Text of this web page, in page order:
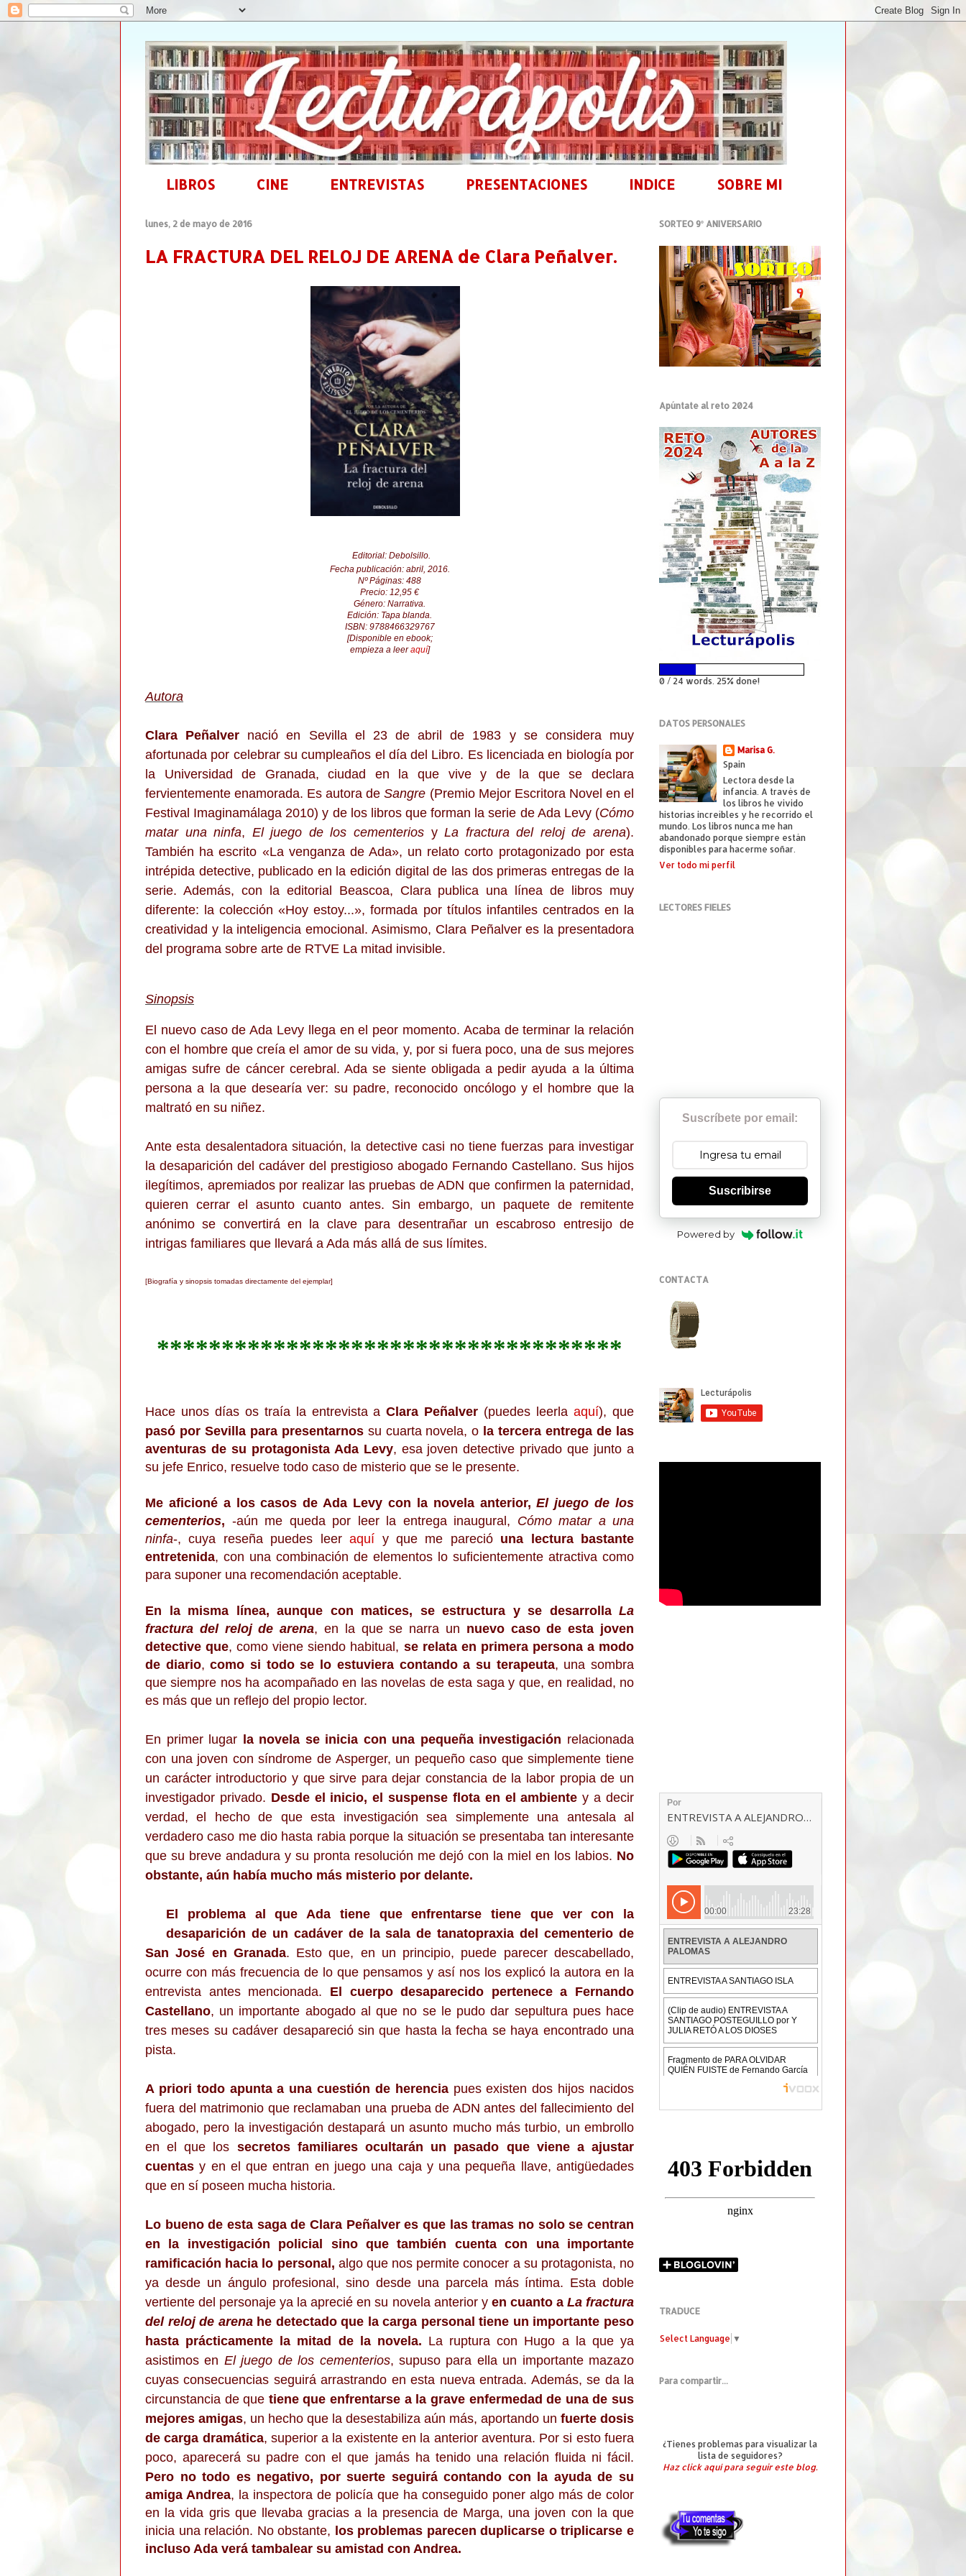
LIBROS CINE ENTREVISTAS PRESENTACIONES INDICE SOBRE MI
lunes, 2 de mayo de 2016
LA FRACTURA DEL RELOJ DE ARENA de Clara Peñalver.
Editorial: Debolsillo.
Fecha publicación: abril, 2016.
Nº Páginas: 488
Precio: 12,95 €
Género: Narrativa
Edición: Tapa blanda.
ISBN: 9788466329767
[Disponible en ebook;
empieza a leeraquí]
Autora
Clara Peñalver nació en Sevilla el 23 de abril de 1983 y se considera muy
afortunada por celebrar su cumpleaños el día del Libro. Es licenciada en biología por
la Universidad de Granada, ciudad en la que vive y de la que se declara
fervientemente enamorada. Es autora deSangre (Premio Mejor Escritora Novel en el
Festival Imaginamálaga 2010) y de los libros que forman la serie de Ada Levy (Cómo
matar una ninfa, El juego de los cementerios yLa fractura del reloj de arena).
También ha escrito «La venganza de Ada», un relato corto protagonizado por esta
intrépida detective, publicado en la edición digital de las dos primeras entregas de la
serie. Además, con la editorial Beascoa, Clara publica una línea de libros muy
diferente: la colección «Hoy estoy...», formada por títulos infantiles centrados en la
creatividad y la inteligencia emocional. Asimismo, Clara Peñalver es la presentadora
del programa sobre arte de RTVE La mitad invisible.
Sinopsis
El nuevo caso de Ada Levy llega en el peor momento. Acaba de terminar la relación
con el hombre que creía el amor de su vida, y, por si fuera poco, una de sus mejores
amigas sufre de cáncer cerebral. Ada se siente obligada a pedir ayuda a la última
persona a la que desearía ver: su padre, reconocido oncólogo y el hombre que la
maltrató en su niñez.
Ante esta desalentadora situación, la detective casi no tiene fuerzas para investigar
la desaparición del cadáver del prestigioso abogado Fernando Castellano. Sus hijos
ilegítimos, apremiados por realizar las pruebas de ADN que confirmen la paternidad,
quieren cerrar el asunto cuanto antes. Sin embargo, un paquete de remitente
anónimo se convertirá en la clave para desentrañar un escabroso entresijo de
intrigas familiares que llevará a Ada más allá de sus límites.
[Biografía y sinopsis tomadas directamente del ejemplar]
************************************
Hace unos días os traía la entrevista aClara Peñalver (puedes leerlaaquí), que
pasó por Sevilla para presentarnossu cuarta novela, o la tercera entrega de las
aventuras de su protagonista Ada Levy, esa joven detective privado que junto a
su jefe Enrico, resuelve todo caso de misterio que se le presente.
Me aficioné a los casos de Ada Levy con la novela anterior,El juego de los
cementerios, -aún me queda por leer la entrega inaugural, Cómo matar a una
ninfa-, cuya reseña puedes leeraquí y que me pareció una lectura bastante
entretenida, con una combinación de elementos lo suficientemente atractiva como
para suponer una recomendación aceptable.
En la misma línea, aunque con matices, se estructura y se desarrolla La
fractura del reloj de arena, en la que se narra un nuevo caso de esta joven
detective que, como viene siendo habitual, se relata en primera persona a modo
de diario,como si todo se lo estuviera contando a su terapeuta, una sombra
que siempre nos ha acompañado en las novelas de esta saga y que, en realidad, no
es más que un reflejo del propio lector.
En primer lugar la novela se inicia con una pequeña investigación relacionada
con una joven con síndrome de Asperger, un pequeño caso que simplemente tiene
un carácter introductorio y que sirve para dejar constancia de la labor propia de un
investigador privado. Desde el inicio, el suspense flota en el ambientey a decir
verdad, el hecho de que esta investigación sea simplemente una antesala al
verdadero caso me dio hasta rabia porque la situación se presentaba tan interesante
que su breve andadura y su pronta resolución me dejó con la miel en los labios. No
obstante, aún había mucho más misterio por delante.
El problema al que Ada tiene que enfrentarse tiene que ver con la
desaparición de un cadáver de la sala de tanatopraxia del cementerio de
San José en Granada. Esto que, en un principio, puede parecer descabellado,
ocurre con más frecuencia de lo que pensamos y así nos los explicó la autora en la
entrevista antes mencionada. El cuerpo desaparecido pertenece a Fernando
Castellano, un importante abogado al que no se le pudo dar sepultura pues hace
tres meses su cadáver desapareció sin que hasta la fecha se haya encontrado una
pista.
A priori todo apunta a una cuestión de herenciapues existen dos hijos nacidos
fuera del matrimonio que reclamaban una prueba de ADN antes del fallecimiento del
abogado, pero la investigación destapará un asunto mucho más turbio, un embrollo
en el que los secretos familiares ocultarán un pasado que viene a ajustar
cuentas y en el que entran en juego una caja y una pequeña llave, antigüedades
que en sí poseen mucha historia.
Lo bueno de esta saga de Clara Peñalver es que las tramas no solo se centran
en la investigación policial sino que también cuenta con una importante
ramificación hacia lo personal, algo que nos permite conocer a su protagonista, no
ya desde un ángulo profesional, sino desde una parcela más íntima. Esta doble
vertiente del personaje ya la aprecié en su novela anterior y en cuanto a La fractura
del reloj de arenahe detectado que la carga personal tiene un importante peso
hasta prácticamente la mitad de la novela. La ruptura con Hugo a la que ya
asistimos en El juego de los cementerios, supuso para ella un importante mazazo
cuyas consecuencias seguirá arrastrando en esta nueva entrada. Además, se da la
circunstancia de que tiene que enfrentarse a la grave enfermedad de una de sus
mejores amigas, un hecho que la desestabiliza aún más, aportando un fuerte dosis
de carga dramática, superior a la existente en la anterior aventura. Por si esto fuera
poco, aparecerá su padre con el que jamás ha tenido una relación fluida ni fácil.
Pero no todo es negativo, porsuerte seguirá contando con la ayuda de su
amiga Andrea, la inspectora de policía que ha conseguido poner algo más de color
en la vida gris que llevaba gracias a la presencia de Marga, una joven con la que
inicia una relación. No obstante, los problemas parecen duplicarse o triplicarse e
incluso Ada verá tambalear su amistad con Andrea.
SORTEO 9º ANIVERSARIO
Apúntate al reto 2024
0 / 24 words. 25% done!
DATOS PERSONALES
Marisa G.
Spain
Lectora desde la
infancia. A través de
los libros he vivido
historias increíbles y he recorrido el
mundo. Los libros nunca me han
abandonado porque siempre están
disponibles para hacerme soñar.
Ver todo mi perfil
LECTORES FIELES
Suscríbete por email:
Suscribirse
Powered by
CONTACTA
TRADUCE
Select Language ▼
Para compartir...
¿Tienes problemas para visualizar la
lista de seguidores?
Haz click aquí para seguir este blog.